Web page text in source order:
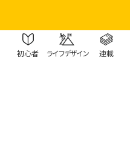
初心者 ライフデザイン 連載